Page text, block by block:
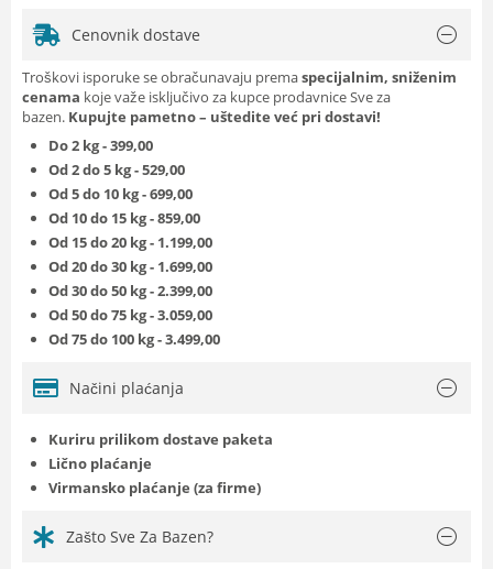
Cenovnik dostave
Troškovi isporuke se obračunavaju premaspecijalnim, sniženim
cenama koje važe isključivo za kupce prodavnice Sve za
bazen. Kupujte pametno – uštedite već pri dostavi!
Do 2 kg - 399,00
Od 2 do 5 kg - 529,00
Od 5 do 10 kg - 699,00
Od 10 do 15 kg - 859,00
Od 15 do 20 kg - 1.199,00
Od 20 do 30 kg - 1.699,00
Od 30 do 50 kg - 2.399,00
Od 50 do 75 kg - 3.059,00
Od 75 do 100 kg - 3.499,00
Načini plaćanja
Kuriru prilikom dostave paketa
Lično plaćanje
Virmansko plaćanje (za firme)
Zašto Sve Za Bazen?